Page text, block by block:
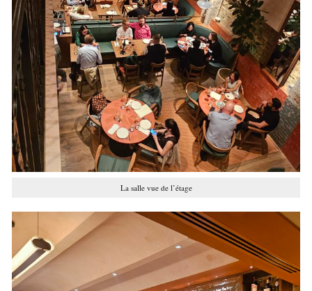
La salle vue de l’étage